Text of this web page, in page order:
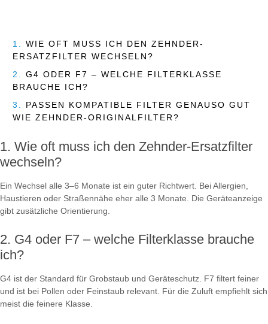
1. WIE OFT MUSS ICH DEN ZEHNDER-
ERSATZFILTER WECHSELN?
2. G4 ODER F7 – WELCHE FILTERKLASSE
BRAUCHE ICH?
3. PASSEN KOMPATIBLE FILTER GENAUSO GUT
WIE ZEHNDER-ORIGINALFILTER?
Wie oft muss ich den Zehnder-Ersatzfilter
wechseln?
Ein Wechsel alle 3–6 Monate ist ein guter Richtwert. Bei Allergien,
Haustieren oder Straßennähe eher alle 3 Monate. Die Geräteanzeige
gibt zusätzliche Orientierung.
G4 oder F7 – welche Filterklasse brauche
ich?
G4 ist der Standard für Grobstaub und Geräteschutz. F7 filtert feiner
und ist bei Pollen oder Feinstaub relevant. Für die Zuluft empfiehlt sich
meist die feinere Klasse.